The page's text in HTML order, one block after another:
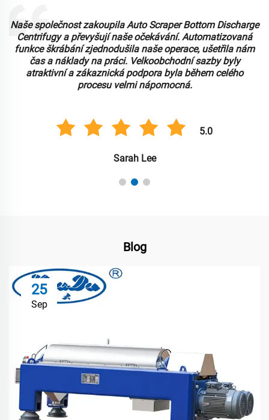
Naše společnost zakoupila Auto Scraper Bottom Discharge
Centrifugy a převyšují naše očekávání. Automatizovaná
funkce škrábání zjednodušila naše operace, ušetřila nám
čas a náklady na práci. Velkoobchodní sazby byly
atraktivní a zákaznická podpora byla během celého
procesu velmi nápomocná.
5.0
Sarah Lee
Blog
25
Sep